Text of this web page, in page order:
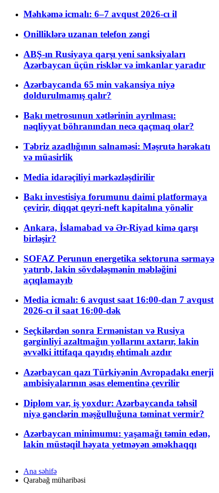
Məhkəmə icmalı: 6–7 avqust 2026-cı il
Onilliklərə uzanan telefon zəngi
ABŞ-ın Rusiyaya qarşı yeni sanksiyaları
Azərbaycan üçün risklər və imkanlar yaradır
Azərbaycanda 65 min vakansiya niyə
doldurulmamış qalır?
Bakı metrosunun xətlərinin ayrılması:
nəqliyyat böhranından necə qaçmaq olar?
Təbriz azadlığının salnaməsi: Məşrutə hərəkatı
və müasirlik
Media idarəçiliyi mərkəzləşdirilir
Bakı investisiya forumunu daimi platformaya
çevirir, diqqət qeyri-neft kapitalına yönəlir
Ankara, İslamabad və Ər-Riyad kimə qarşı
birləşir?
SOFAZ Perunun energetika sektoruna sərmayə
yatırıb, lakin sövdələşmənin məbləğini
açıqlamayıb
Media icmalı: 6 avqust saat 16:00-dan 7 avqust
2026-cı il saat 16:00-dək
Seçkilərdən sonra Ermənistan və Rusiya
gərginliyi azaltmağın yollarını axtarır, lakin
əvvəlki ittifaqa qayıdış ehtimalı azdır
Azərbaycan qazı Türkiyənin Avropadakı enerji
ambisiyalarının əsas elementinə çevrilir
Diplom var, iş yoxdur: Azərbaycanda təhsil
niyə gənclərin məşğulluğuna təminat vermir?
Azərbaycan minimumu: yaşamağı təmin edən,
lakin müstəqil həyata yetməyən əməkhaqqı
Ana səhifə
Qarabağ müharibəsi